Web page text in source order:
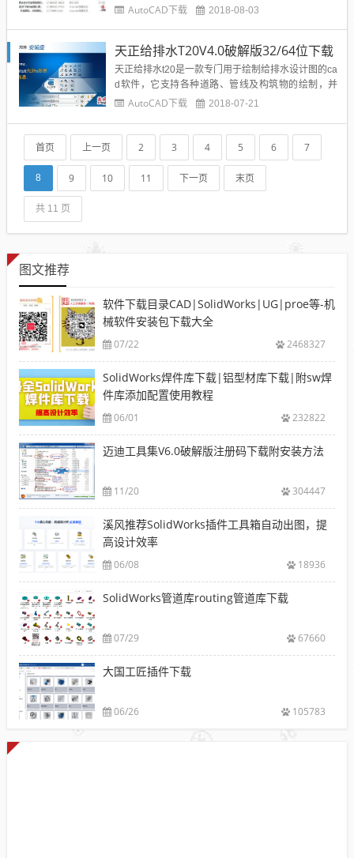
等多个版本的cad软件，安装简单方便只需要用户安
AutoCAD下载 2018-08-03
天正给排水T20V4.0破解版32/64位下载
天正给排水t20是一款专门用于绘制给排水设计图的ca
d软件，它支持各种道路、管线及构筑物的绘制，并
且提供精确的给水、排水、自动喷淋、消防等水力计
最新版，需要的可下载试试！T20天正给排水新版本
支持32位6...
AutoCAD下载 2018-07-21
首页 上一页 2 3 4 5 6 7
8 9 10 11 下一页 末页
共 11 页
图文推荐
软件下载目录CAD|SolidWorks|UG|proe等-机
械软件安装包下载大全
07/22 2468327
SolidWorks焊件库下载|铝型材库下载|附sw焊
件库添加配置使用教程
06/01 232822
迈迪工具集V6.0破解版注册码下载附安装方法
11/20 304447
溪风推荐SolidWorks插件工具箱自动出图，提
高设计效率
06/08 18936
SolidWorks管道库routing管道库下载
07/29 67660
大国工匠插件下载
06/26 105783